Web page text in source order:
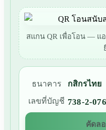
สแกน QR เพื่อโอน — แ
ธนาคาร
กสิกรไทย
เลขที่บัญชี 738-2-
คัดล